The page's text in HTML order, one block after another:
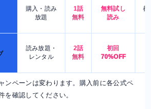
購入・読み
放題
1話
無料
無料試し
読み
都
読み放題・
レンタル
2話
無料
初回
70%OFF
ンペーンは変わります。購入前に各公式ペ
を確認してください。